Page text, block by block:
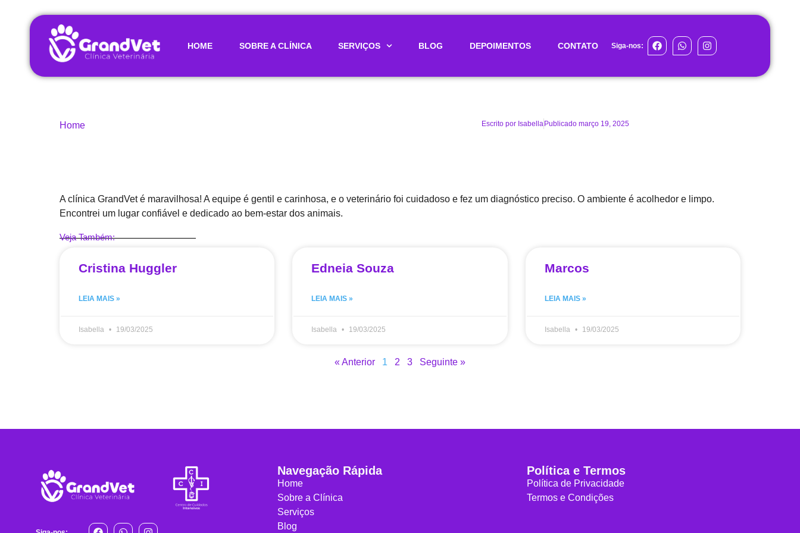
HOME SOBRE A CLÍNICA SERVIÇOS BLOG DEPOIMENTOS CONTATO Siga-nos:
Home Escrito por Isabella Publicado março 19, 2025
A clínica GrandVet é maravilhosa! A equipe é gentil e carinhosa, e o veterinário foi cuidadoso e fez um diagnóstico preciso. O ambiente é acolhedor e limpo.
Encontrei um lugar confiável e dedicado ao bem-estar dos animais.
Veja Também:
Cristina Huggler
LEIA MAIS »
Isabella 19/03/2025
Edneia Souza
LEIA MAIS »
Isabella 19/03/2025
Marcos
LEIA MAIS »
Isabella 19/03/2025
« Anterior 1 2 3 Seguinte »
Navegação Rápida
Home
Sobre a Clínica
Serviços
Blog
Política e Termos
Política de Privacidade
Termos e Condições